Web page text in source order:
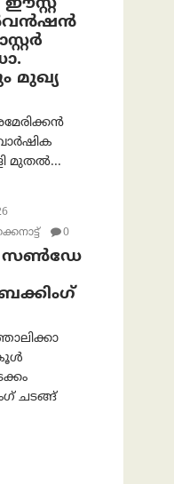
മുഖ്യ
മുതൽ...
0
സൺഡേ
ചടങ്ങ്